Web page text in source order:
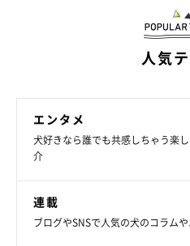
人気
エンタメ
犬好きなら誰でも共感しちゃう楽
介
連載
ブログやSNSで人気の犬のコラム